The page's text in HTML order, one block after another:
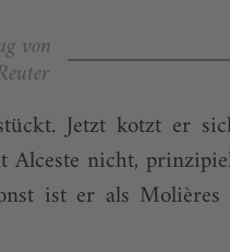
von
Jetzt kotzt er
nicht,
ist er als Molières